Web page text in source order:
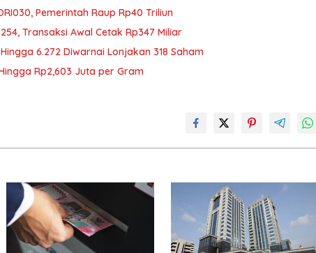
Pemerintah Raup Rp40 Triliun
Transaksi Awal Cetak Rp347 Miliar
6.272 Diwarnai Lonjakan 318 Saham
Rp2,603 Juta per Gram